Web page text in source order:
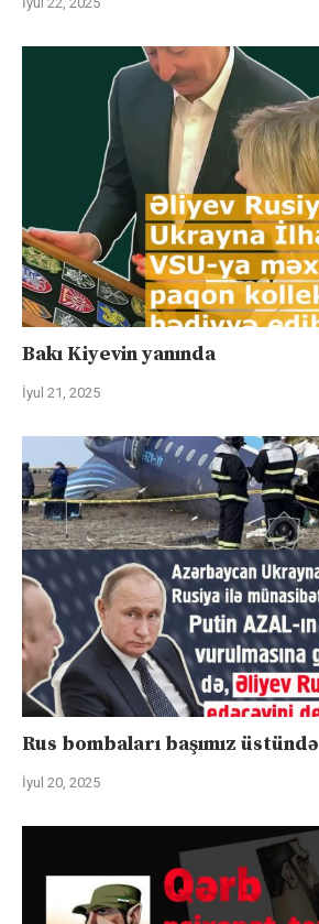
Bakı Kiyevin yanında
İyul 21, 2025
Rus bombaları başımız üstündə
İyul 20, 2025